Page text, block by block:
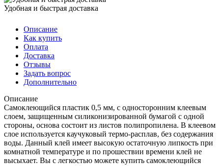
Удобная и быстрая доставка
Описание
Как купить
Оплата
Доставка
Отзывы
Задать вопрос
Дополнительно
Описание
Самоклеющийся пластик 0,5 мм, с односторонним клеевым
слоем, защищенным силиконизированной бумагой с одной
стороны, основа состоит из листов полипропилена. В клеевом
слое используется каучуковый термо-расплав, без содержания
воды. Данный клей имеет высокую остаточную липкость при
комнатной температуре и по прошествии времени клей не
высыхает. Вы с легкостью можете купить самоклеющийся